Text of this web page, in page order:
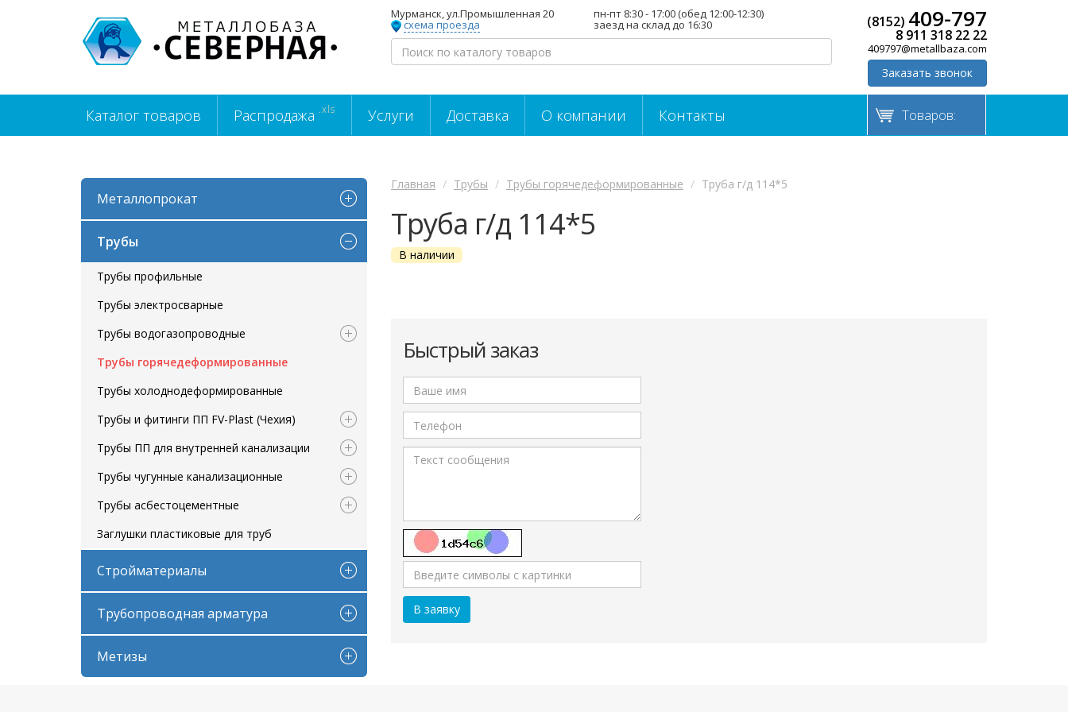
(8152) 409-797
8 911 318 22 22
409797@metallbaza.com
Заказать звонок
Мурманск, ул.Промышленная 20
схема проезда
пн-пт 8:30 - 17:00 (обед 12:00-12:30)
заезд на склад до 16:30
Каталог товаров Распродажа .xls Услуги Доставка О компании Контакты Товаров:
Металлопрокат
Трубы
Трубы профильные
Трубы электросварные
Трубы водогазопроводные
Трубы горячедеформированные
Трубы холоднодеформированные
Трубы и фитинги ПП FV-Plast (Чехия)
Трубы ПП для внутренней канализации
Трубы чугунные канализационные
Трубы асбестоцементные
Заглушки пластиковые для труб
Стройматериалы
Трубопроводная арматура
Метизы
Главная Трубы Трубы горячедеформированные Труба г/д 114*5
Труба г/д 114*5
В наличии
Быстрый заказ